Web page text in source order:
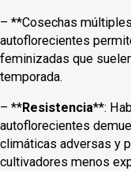
– **Cosechas
autoflorecientes
feminizadas que
temporada.
– **Resistencia**:
autoflorecientes
climáticas adversas y
cultivadores menos